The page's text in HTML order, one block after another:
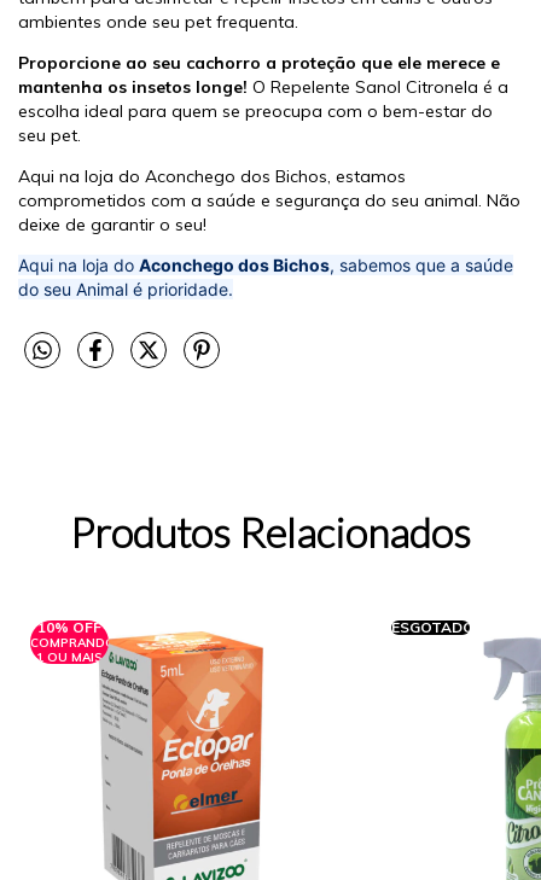
ambientes onde seu pet frequenta.
Proporcione ao seu cachorro a proteção que ele merece e
mantenha os insetos longe! O Repelente Sanol Citronela é a
escolha ideal para quem se preocupa com o bem-estar do
seu pet.
Aqui na loja do Aconchego dos Bichos, estamos
comprometidos com a saúde e segurança do seu animal. Não
deixe de garantir o seu!
Aqui na loja do Aconchego dos Bichos, sabemos que a saúde
do seu Animal é prioridade.
Produtos Relacionados
10% OFF
COMPRANDO
1 OU MAIS
ESGOTADO